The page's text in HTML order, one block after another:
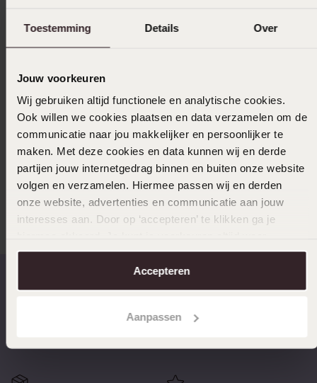
Toestemming Details Over
Jouw voorkeuren
Wij gebruiken altijd functionele en analytische cookies.
Ook willen we cookies plaatsen en data verzamelen om de
communicatie naar jou makkelijker en persoonlijker te
maken. Met deze cookies en data kunnen wij en derde
partijen jouw internetgedrag binnen en buiten onze website
volgen en verzamelen. Hiermee passen wij en derden
onze website, advertenties en communicatie aan jouw
interesses aan. Door op ‘accepteren’ te klikken ga je
aanpassen. Lees er meer over in onscookiebeleid.
Accepteren
Aanpassen
nieuwe Lucardi
folder? Bekijk het
hier!
Ben je op zoek naar de nieuwste folder maar
staat er net even geen nieuwe folder op de
website? Dan kan je natuurlijk nog wel te beste
aanbiedingen shoppen. Je kan dan even kijken in
voor de sale artikelen of op
besteld, morgen in huis